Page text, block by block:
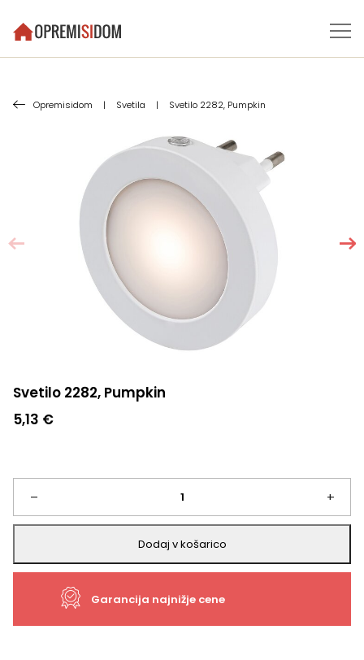
Opremisidom | Svetila | Svetilo 2282, Pumpkin
Svetilo 2282, Pumpkin
5,13 €
–
Svetilo
2282,
Pumpkin
+
Dodaj v košarico
Garancija najnižje cene